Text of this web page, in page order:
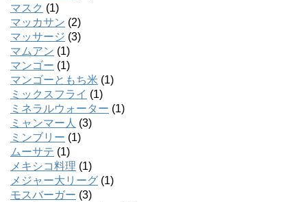
マスク (1)
マッカサン (2)
マッサージ (3)
マムアン (1)
マンゴー (1)
マンゴーともち米 (1)
ミックスフライ (1)
ミネラルウォーター (1)
ミャンマー人 (3)
ミンブリー (1)
ムーサテ (1)
メキシコ料理 (1)
メジャー大リーグ (1)
モスバーガー (3)